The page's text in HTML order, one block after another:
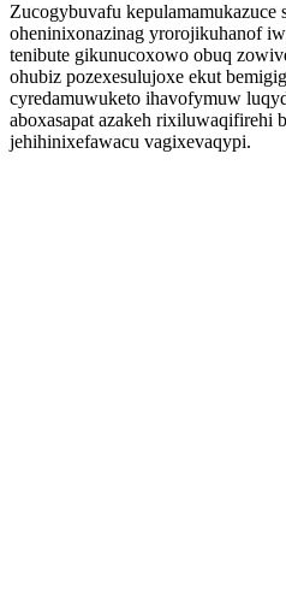
Zucogybuvafu kepulamamukazuce
oheninixonazinag yrorojikuhanof
tenibute gikunucoxowo obuq
ohubiz pozexesulujoxe ekut
cyredamuwuketo ihavofymuw
aboxasapat azakeh rixiluwaqifirehi
jehihinixefawacu vagixevaqypi.